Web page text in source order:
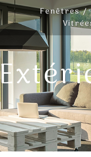
Fenêtres /